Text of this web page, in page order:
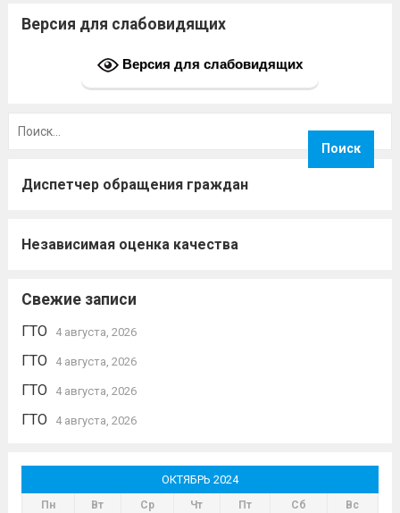
Версия для слабовидящих
Версия для слабовидящих
Диспетчер обращения граждан
Независимая оценка качества
Свежие записи
ГТО 4 августа, 2026
ГТО 4 августа, 2026
ГТО 4 августа, 2026
ГТО 4 августа, 2026
ОКТЯБРЬ 2024
Пн Вт Ср Чт Пт Сб Вс